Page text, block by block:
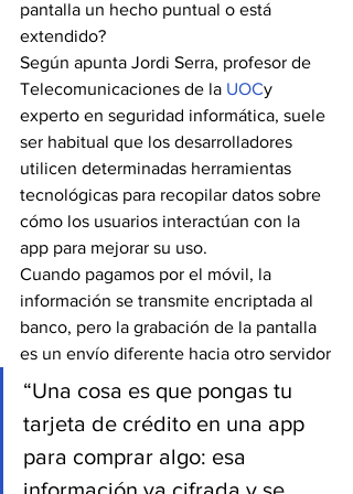
pantalla un hecho puntual o está
extendido?
Según apunta Jordi Serra, profesor de
Telecomunicaciones de la UOCy
experto en seguridad informática, suele
ser habitual que los desarrolladores
utilicen determinadas herramientas
tecnológicas para recopilar datos sobre
cómo los usuarios interactúan con la
app para mejorar su uso.
Cuando pagamos por el móvil, la
información se transmite encriptada al
banco, pero la grabación de la pantalla
es un envío diferente hacia otro servidor
“Una cosa es que pongas tu
tarjeta de crédito en una app
para comprar algo: esa